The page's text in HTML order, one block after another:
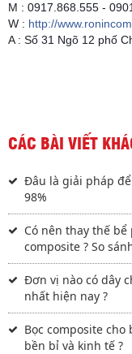
M : 0917.868.555 -
W : http://
A : Số 31 Ngõ 12 phố
CÁC BÀI VIẾT
Đâu là giải pháp để
98%
Có nên thay thế
composite ? So
Đơn vị nào có dây
nhất hiện nay ?
Bọc composite
bền bỉ và kinh tế ?